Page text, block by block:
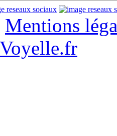
Mentions
Voyelle.fr